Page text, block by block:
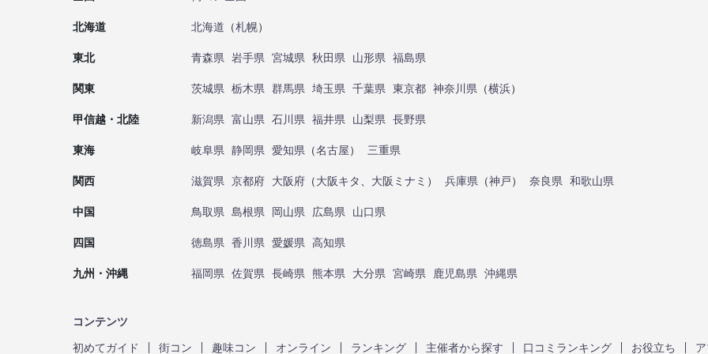
北海道 北海道 （札幌）
東北 青森県 岩手県 宮城県 秋田県 山形県 福島県
関東 茨城県 栃木県 群馬県 埼玉県 千葉県 東京都 神奈川県 （横浜）
甲信越・北陸 新潟県 富山県 石川県 福井県 山梨県 長野県
東海 岐阜県 静岡県 愛知県 （名古屋） 三重県
関西 滋賀県 京都府 大阪府 （大阪キタ 大阪ミナミ ） 兵庫県 （神戸） 奈良県 和歌山県
中国 鳥取県 島根県 岡山県 広島県 山口県
四国 徳島県 香川県 愛媛県 高知県
九州・沖縄 福岡県 佐賀県 長崎県 熊本県 大分県 宮崎県 鹿児島県 沖縄県
コンテンツ
初めてガイド
街コン 趣味コン オンライン ランキング 主催者から探す 口コミランキング お役立ち